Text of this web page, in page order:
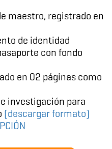
maestro, registrado en
de identidad
con fondo
en 02 páginas como
investigación para
(descargar formato)